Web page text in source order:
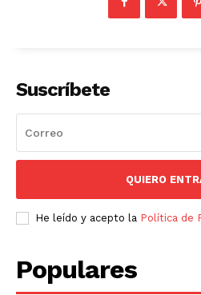
Suscríbete
QUIERO
He leído y acepto la Política de
Populares